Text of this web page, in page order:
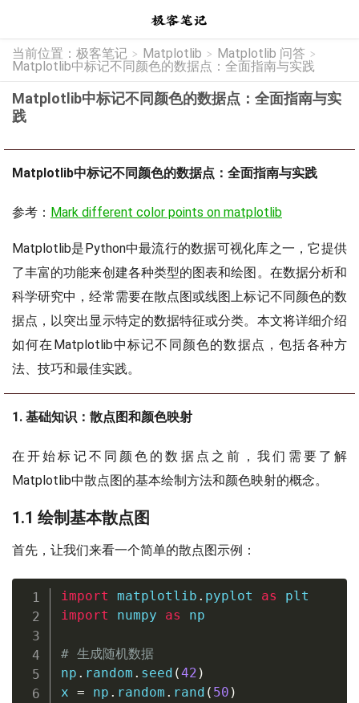
当前位置： 极客笔记 > Matplotlib > Matplotlib 问答 >
Matplotlib中标记不同颜色的数据点：全面指南与实践
Matplotlib中标记不同颜色的数据点：全面指南与实
践
Matplotlib中标记不同颜色的数据点：全面指南与实践
参考： Mark different color points on matplotlib
Matplotlib是Python中最流行的数据可视化库之一，它提供
了丰富的功能来创建各种类型的图表和绘图。在数据分析和
科学研究中，经常需要在散点图或线图上标记不同颜色的数
据点，以突出显示特定的数据特征或分类。本文将详细介绍
如何在Matplotlib中标记不同颜色的数据点，包括各种方
法、技巧和最佳实践。
1. 基础知识：散点图和颜色映射
在开始标记不同颜色的数据点之前，我们需要了解
Matplotlib中散点图的基本绘制方法和颜色映射的概念。
1.1 绘制基本散点图
首先，让我们来看一个简单的散点图示例：
import matplotlib . pyplot as
import numpy as np
# 生成随机数据
np . random . seed (42 )
x = np . random . rand ( 50 )